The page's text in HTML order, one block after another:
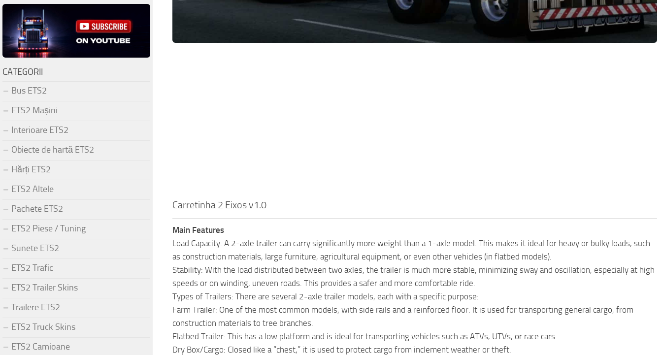
Carretinha 2 Eixos v1.0
Main Features
Load Capacity: A 2-axle trailer can carry significantly more weight than a 1-axle model. This makes it ideal for heavy or bulky loads, such
as construction materials, large furniture, agricultural equipment, or even other vehicles (in flatbed models).
Stability: With the load distributed between two axles, the trailer is much more stable, minimizing sway and oscillation, especially at high
speeds or on winding, uneven roads. This provides a safer and more comfortable ride.
Types of Trailers: There are several 2-axle trailer models, each with a specific purpose:
Farm Trailer: One of the most common models, with side rails and a reinforced floor. It is used for transporting general cargo, from
construction materials to tree branches.
Flatbed Trailer: This has a low platform and is ideal for transporting vehicles such as ATVs, UTVs, or race cars.
Dry Box/Cargo: Closed like a “chest,” it is used to protect cargo from inclement weather or theft.
CATEGORII
Bus ETS2
ETS2 Mașini
Interioare ETS2
Obiecte de hartă ETS2
Hărți ETS2
ETS2 Altele
Pachete ETS2
ETS2 Piese / Tuning
Sunete ETS2
ETS2 Trafic
ETS2 Trailer Skins
Trailere ETS2
ETS2 Truck Skins
ETS2 Camioane